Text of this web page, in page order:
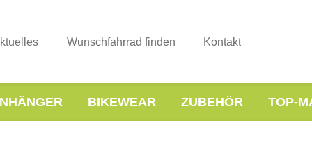
Wunschfahrrad finden Kontakt
BIKEWEAR ZUBEHÖR TOP-